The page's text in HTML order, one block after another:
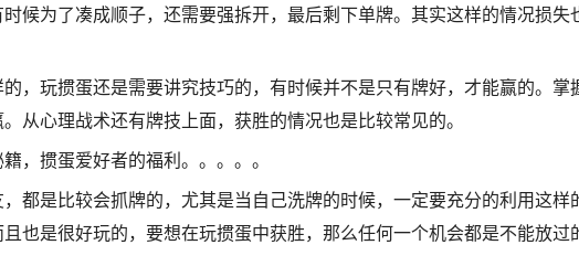
候为了凑成顺子，还需要强拆开，最后剩下单牌。其实这样的情况损失
，玩掼蛋还是需要讲究技巧的，有时候并不是只有牌好，才能赢的。掌
从心理战术还有牌技上面，获胜的情况也是比较常见的。
，掼蛋爱好者的福利。。。。。
都是比较会抓牌的，尤其是当自己洗牌的时候，一定要充分的利用这样
也是很好玩的，要想在玩掼蛋中获胜，那么任何一个机会都是不能放过